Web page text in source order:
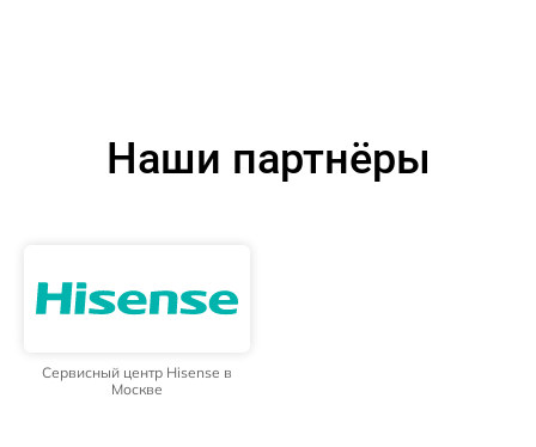
Наши партнёры
Сервисный центр Hisense в
Москве